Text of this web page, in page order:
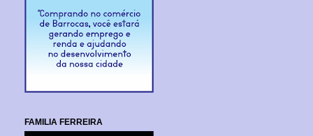
FAMILIA FERREIRA